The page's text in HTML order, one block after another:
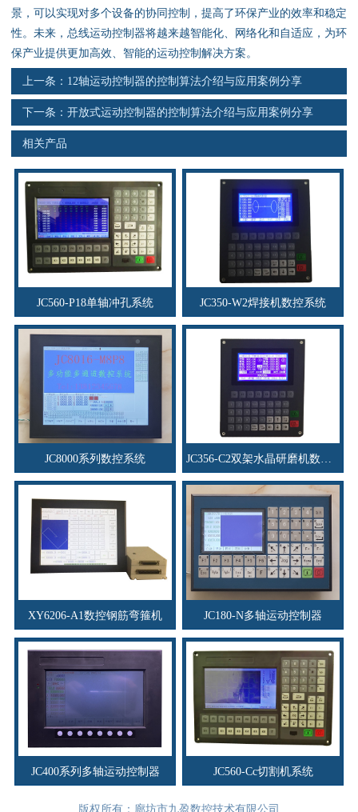
景，可以实现对多个设备的协同控制，提高了环保产业的效率和稳定
性。未来，总线运动控制器将越来越智能化、网络化和自适应，为环
保产业提供更加高效、智能的运动控制解决方案。
上一条： 12轴运动控制器的控制算法介绍与应用案例分享
下一条： 开放式运动控制器的控制算法介绍与应用案例分享
相关产品
JC560-P18单轴冲孔系统 JC350-W2焊接机数控系统
JC8000系列数控系统 JC356-C2双架水晶研磨机数控系统
XY6206-A1数控钢筋弯箍机 JC180-N多轴运动控制器
JC400系列多轴运动控制器 JC560-Cc切割机系统
版权所有：廊坊市九盈数控技术有限公司